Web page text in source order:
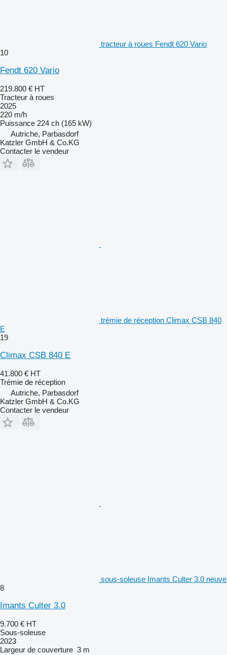
tracteur à roues Fendt 620 Vario
10
Fendt 620 Vario
219.800 € HT
Tracteur à roues
2025
220 m/h
Puissance 224 ch (165 kW)
Autriche, Parbasdorf
Katzler GmbH & Co.KG
Contacter le vendeur
trémie de réception Climax CSB 840
E
19
Climax CSB 840 E
41.800 € HT
Trémie de réception
Autriche, Parbasdorf
Katzler GmbH & Co.KG
Contacter le vendeur
sous-soleuse Imants Culter 3.0 neuve
8
Imants Culter 3.0
9.700 € HT
Sous-soleuse
2023
Largeur de couverture 3 m